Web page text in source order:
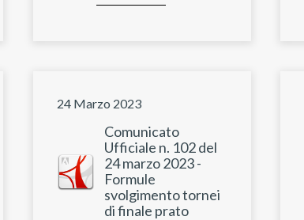
24 Marzo 2023
Comunicato
Ufficiale n. 102 del
24 marzo 2023 -
Formule
svolgimento tornei
di finale prato